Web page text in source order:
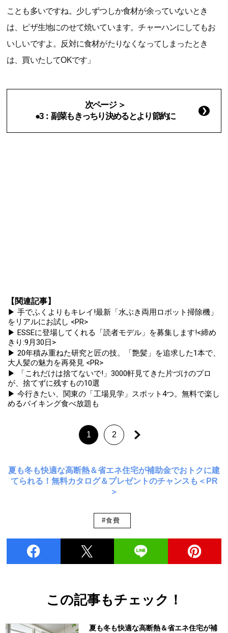
ことも多いですね。少しずつしか食材が余っていないとき
は、ピザ生地にのせて焼いています。チャーハンにしてもお
いしいですよ。反対に食材がたりなくなってしまったとき
は、買いたしてOKです」
次ページ ＞
●3：副菜もきっちり決めるとより節約に
【関連記事】
▶ 手でふくよりもキレイ!最新「水ぶき両用ロボット掃除機」
をリアルにお試し <PR>
▶ ESSEに登場してくれる「読者モデル」を募集します!<締め
きり:9月30日>
▶ 20年積み重ねた研究と匠の技。「艶髪」を追求した1本で、
大人髪の魅力を再発見 <PR>
▶ 「これだけは捨てないで!」3000軒見てきた片づけのプロ
が、捨てずに残すもの10選
▶ 今行きたい、関東の「工場見学」スポット4つ。無料で楽し
めるバイキング食べ放題も
1 2
夏も冬も快適な高断熱＆省エネ住宅が補助金でおトクに建
てられる！無料カタログ＆プレゼントのチャンスも＜PR
＞
#食費
この記事もチェック！
夏も冬も快適な高断熱＆省エネ住宅が補